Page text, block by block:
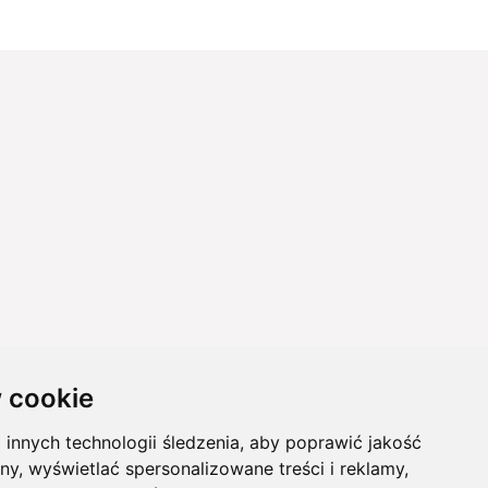
cookie
technologii śledzenia, aby poprawić jakość
wyświetlać spersonalizowane treści i reklamy,